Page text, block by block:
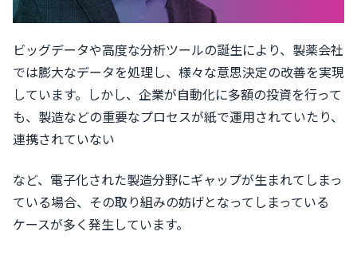
ビッグデータや高度な分析ツールの誕生により、製薬会社
では膨大なデータを処理し、様々な意思決定の改善を実現
しています。しかし、企業が自動化に多額の投資を行って
も、製造などの重要なプロセスが紙で運用されていたり、
連携されていない
など、電子化された製造分野にギャップが生まれてしまっ
ている場合、その取り組みの妨げとなってしまっている
ケースが多く発生しています。